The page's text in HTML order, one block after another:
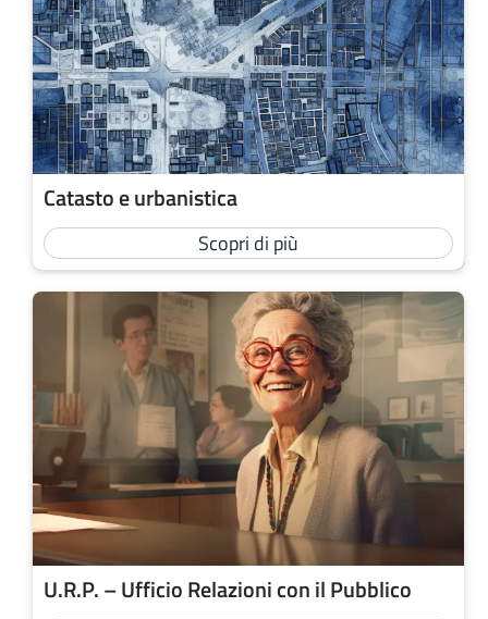
Catasto e urbanistica
Scopri di più
U.R.P. – Ufficio Relazioni con il Pubblico